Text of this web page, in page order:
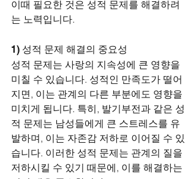
이때 필요한 것은 성적 문제를 해결하려
는 노력입니다.
1) 성적 문제 해결의 중요성
성적 문제는 사랑의 지속성에 큰 영향을
미칠 수 있습니다. 성적인 만족도가 떨어
지면, 이는 관계의 다른 부분에도 영향을
미치게 됩니다. 특히, 발기부전과 같은 성
적 문제는 남성들에게 큰 스트레스를 유
발하며, 이는 자존감 저하로 이어질 수 있
습니다. 이러한 성적 문제는 관계의 질을
저하시킬 수 있기 때문에, 이를 해결하는